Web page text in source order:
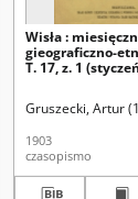
Arct, Michał (1840-
Wisła :
gieograficzno-
T. 17, z. 1
Gruszecki, Artur
1903
czasopismo